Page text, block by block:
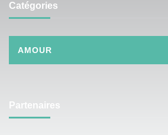
Catégories
AMOUR
Partenaires